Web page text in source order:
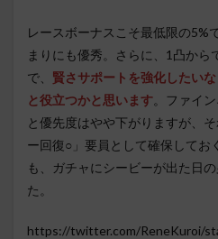
レースボーナスこそ最低限の5%
まりにも優秀。さらに、1凸から
で、 賢さサポートを強化したい
と役立つかと思います。 ファイ
と優先度はやや下がりますが、
ー回復○」要員として確保してお
も、ガチャにシービーが出た日
た。
https://twitter.com/ReneKuroi/